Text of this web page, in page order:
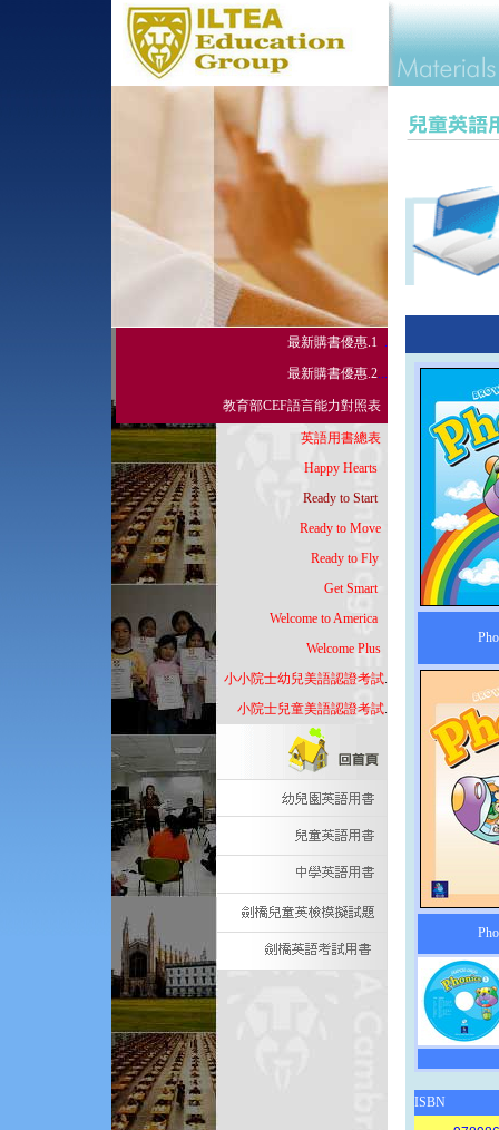
最新購書優惠.1 .
最新購書優惠.2...
教育部CEF語言能力對照表
英語用書總表
Happy Hearts
Ready to Start
Ready to Move
Ready to Fly. .
Get Smart...
Welcome to America
Welcome Plus
小小院士幼兒美語認證考試.
小院士兒童美語認證考試.
ISBN